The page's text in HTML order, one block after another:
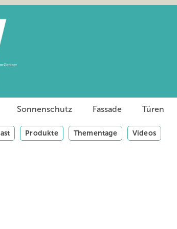
Sonnenschutz Fassade Türen
Produkte Thementage Videos